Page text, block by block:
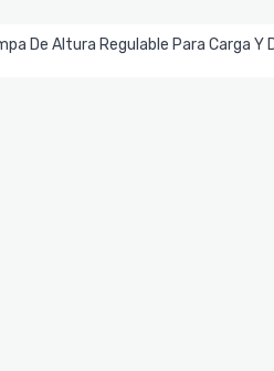
De Altura Regulable Para Carga Y
Leer Más